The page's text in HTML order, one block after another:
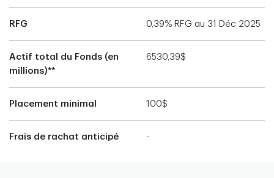
RFG 0,39% RFG au 31 Déc 2025
Actif total du Fonds (en
millions)**
6530,39$
Placement minimal 100$
Frais de rachat anticipé -